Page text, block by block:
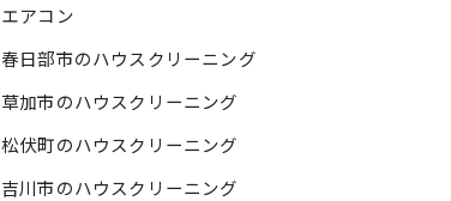
エアコン
春日部市のハウスクリーニング
草加市のハウスクリーニング
松伏町のハウスクリーニング
吉川市のハウスクリーニング